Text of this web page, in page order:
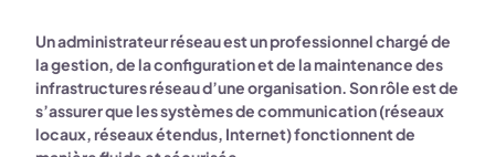
Un administrateur réseau est un professionnel chargé de
la gestion, de la configuration et de la maintenance des
infrastructures réseau d’une organisation. Son rôle est de
s’assurer que les systèmes de communication (réseaux
locaux, réseaux étendus, Internet) fonctionnent de